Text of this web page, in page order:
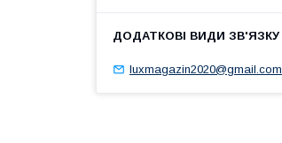
luxmagazin2020@gmail.com